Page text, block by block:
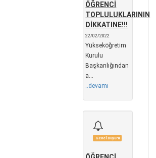
ÖĞRENCİ
TOPLULUKLARININ
DİKKATINE!!!
22/02/2022
Yükseköğretim
Kurulu
Başkanlığından
a...
..devamı
Genel Duyuru